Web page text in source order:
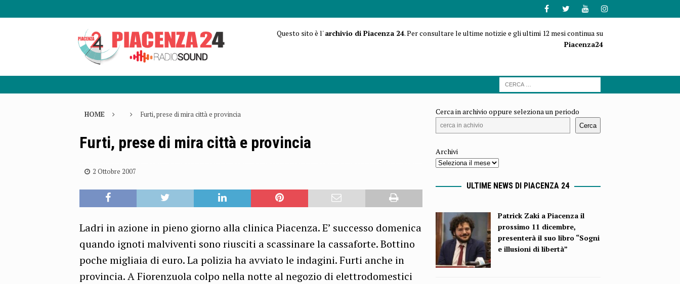
Questo sito è l'archivio di Piacenza 24. Per consultare le ultime notizie e gli ultimi 12 mesi continua su
Piacenza24
HOME Furti, prese di mira città e provincia
Furti, prese di mira città e provincia
2 Ottobre 2007
Ladri in azione in pieno giorno alla clinica Piacenza. E’ successo domenica
quando ignoti malviventi sono riusciti a scassinare la cassaforte. Bottino
poche migliaia di euro. La polizia ha avviato le indagini. Furti anche in
provincia. A Fiorenzuola colpo nella notte al negozio di elettrodomestici
Cerca in archivio oppure seleziona un periodo
Cerca
Archivi
ULTIME NEWS DI PIACENZA 24
Patrick Zaki a Piacenza il
prossimo 11 dicembre,
presenterà il suo libro “Sogni
e illusioni di libertà”